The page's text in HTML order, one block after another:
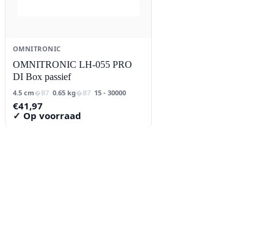
OMNITRONIC
OMNITRONIC LH-055 PRO
DI Box passief
4.5 cm 0.65 kg 15 - 30000
€41,97
✓ Op voorraad